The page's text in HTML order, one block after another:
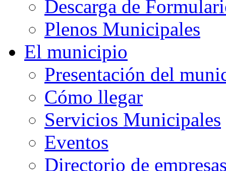
Descarga de
Plenos Municipales
El municipio
Presentación del
Cómo llegar
Servicios Municipales
Eventos
Directorio de